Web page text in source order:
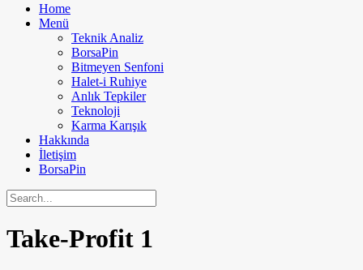
Home
Menü
Teknik Analiz
BorsaPin
Bitmeyen Senfoni
Halet-i Ruhiye
Anlık Tepkiler
Teknoloji
Karma Karışık
Hakkında
İletişim
BorsaPin
Take-Profit 1